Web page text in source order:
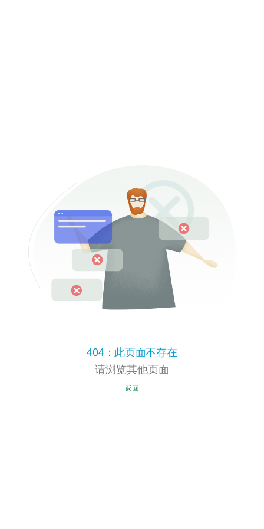
404：此页面不存在
请浏览其他页面
返回